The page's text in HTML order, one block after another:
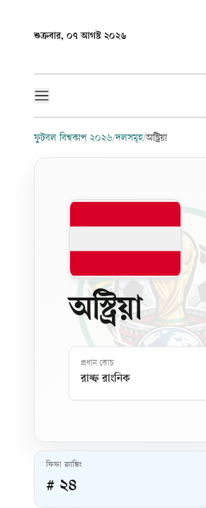
শুক্রবার, ০৭ আগস্ট ২০২৬
ফুটবল বিশ্বকাপ ২০২৬/দলসমূহ/অস্ট্রিয়া
অস্ট্রিয়া
প্রধান কোচ
রাল্ফ রাংনিক
ফিফা র‍্যাঙ্কিং
# ২৪